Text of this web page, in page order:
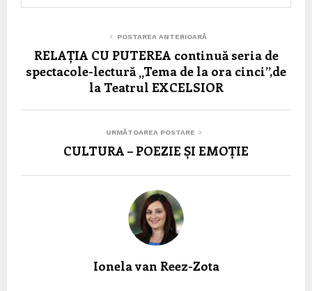
POSTAREA ANTERIOARĂ
RELAȚIA CU PUTEREA continuă seria de
spectacole-lectură „Tema de la ora cinci”,de
la Teatrul EXCELSIOR
URMĂTOAREA POSTARE
CULTURA – POEZIE ȘI EMOȚIE
Ionela van Reez-Zota